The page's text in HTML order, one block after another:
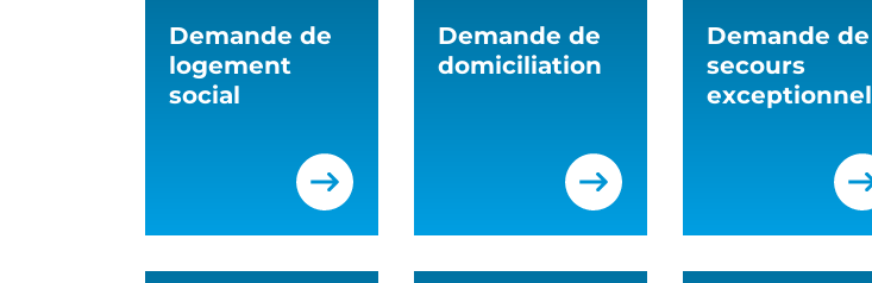
Demande de
logement
social
Demande de
domiciliation
Demande de
secours
exceptionnel